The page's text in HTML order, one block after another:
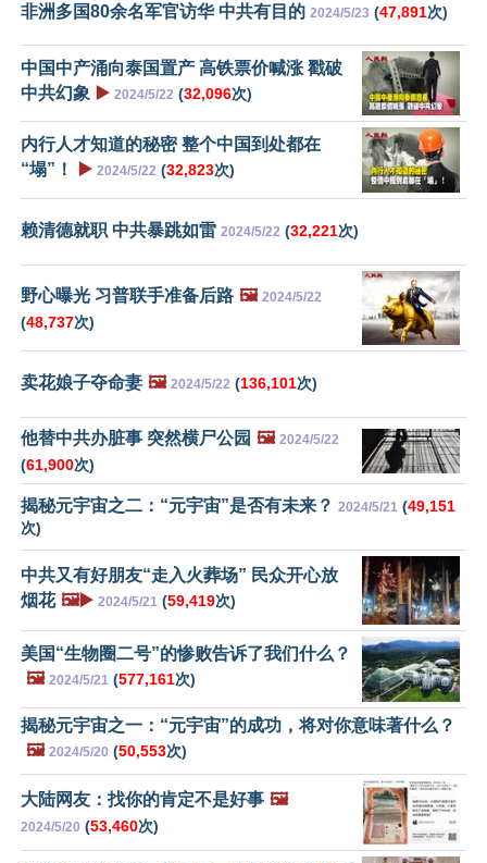
非洲多国80余名军官访华 中共有目的 2024/5/23 (47,891次)
中国中产涌向泰国置产 高铁票价喊涨 戳破
中共幻象 ▶️ 2024/5/22 (32,096次)
内行人才知道的秘密 整个中国到处都在
“塌”！
▶️ 2024/5/22 (32,823次)
赖清德就职 中共暴跳如雷 2024/5/22 (32,221次)
野心曝光 习普联手准备后路 🖼️ 2024/5/22
(48,737次)
卖花娘子夺命妻 🖼️ 2024/5/22 (136,101次)
他替中共办脏事 突然横尸公园 🖼️ 2024/5/22
(61,900次)
揭秘元宇宙之二：“元宇宙”是否有未来？ 2024/5/21 (49,151
次)
中共又有好朋友“走入火葬场” 民众开心放
烟花 🖼️▶️ 2024/5/21 (59,419次)
美国“生物圈二号”的惨败告诉了我们什么？
🖼️ 2024/5/21 (577,161次)
揭秘元宇宙之一：“元宇宙”的成功，将对你意味著什么？
🖼️ 2024/5/20 (50,553次)
大陆网友：找你的肯定不是好事 🖼️
2024/5/20 (53,460次)